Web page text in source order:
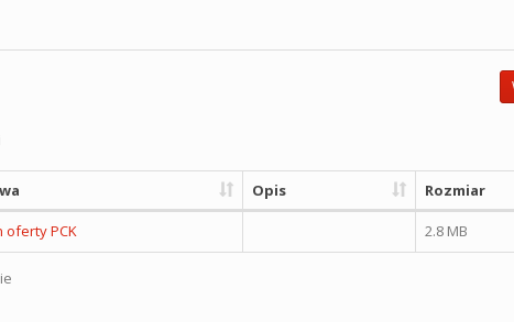
Opis Rozmiar
oferty PCK 2.8 MB